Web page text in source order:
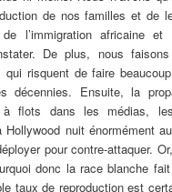
de nos familles et de
l’immigration africaine et
De plus, nous
qui risquent de faire
décennies. Ensuite, la
flots dans les médias,
Hollywood nuit énormément
pour contre-attaquer.
donc la race blanche fait
taux de reproduction est